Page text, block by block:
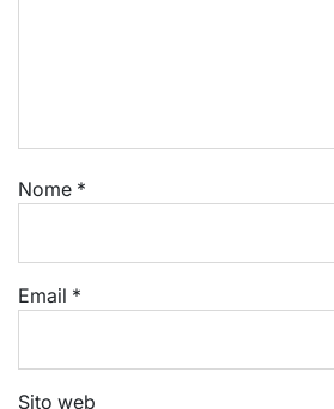
Nome *
Email *
Sito web